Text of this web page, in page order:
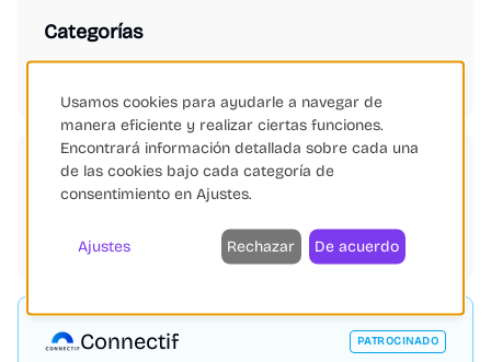
Categorías
Etiquetas
Fidelización
Inteligencia Artificial
Connectif PATROCINADO
Usamos cookies para ayudarle a navegar de
manera eficiente y realizar ciertas funciones.
Encontrará información detallada sobre cada una
de las cookies bajo cada categoría de
consentimiento en Ajustes.
Ajustes Rechazar De acuerdo